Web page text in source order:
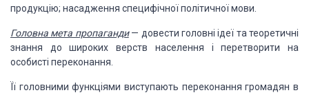
продукцію; насадження специфічної політичної мови.
Головна мета пропаганди— довести головні ідеї та теоретичні
знання до широких верств населення і перетворити на
особисті переконання.
Її головними функціями виступають переконання громадян в